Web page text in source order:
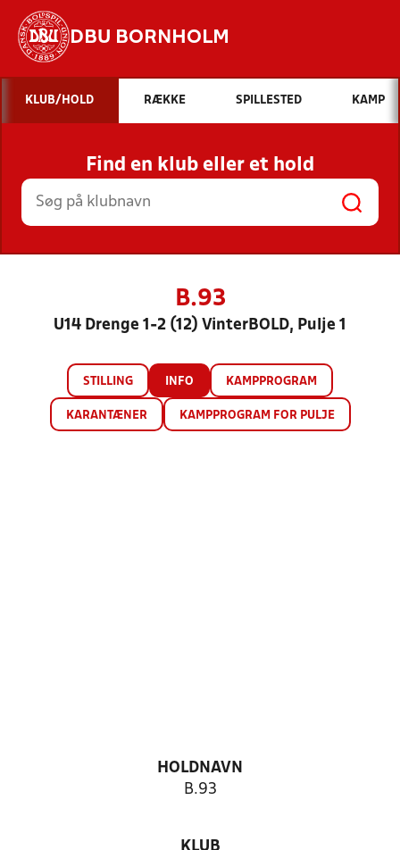
DBU BORNHOLM
Hvad vil du søge efter?
INDHOLD OG NYHEDER
STILLINGER, RESULTATER, KLUBBER OG
HOLD
KLUB/HOLD RÆKKE SPILLESTED KAMP
Find en klub eller et hold
B.93
U14 Drenge 1-2 (12) VinterBOLD, Pulje 1
STILLING INFO KAMPPROGRAM
KARANTÆNER KAMPPROGRAM FOR PULJE
HOLDNAVN
B.93
KLUB